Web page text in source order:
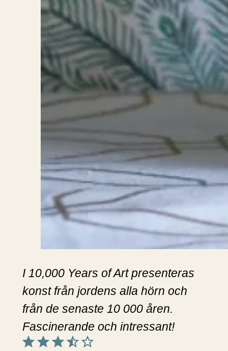
I 10,000 Years of Art presenteras
konst från jordens alla hörn och
från de senaste 10 000 åren.
Fascinerande och intressant!